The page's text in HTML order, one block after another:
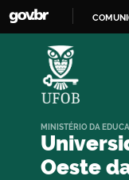
Oeste
MINISTÉRIO DA